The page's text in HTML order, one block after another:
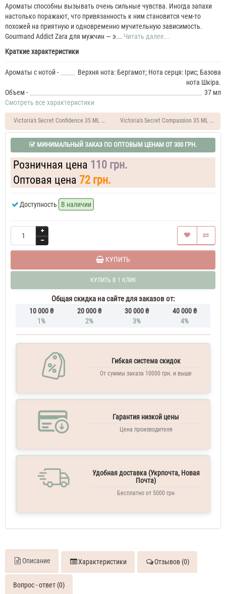
Leather
35
ML
Духи
Gourmand
37
Духи
мужские
Zara
Leather
ML
Духи
мужские
Ароматы способны вызывать очень сильные чувства. Иногда запахи
настолько поражают, что привязанность к ним становится чем-то
похожей на приятную и одновременно мучительную зависимость.
Gourmand Addict Zara для мужчин — э... Читать далее...
Краткие характеристики
Ароматы с нотой -
Верхня нота: Бергамот; Нота серця: Ірис; Базова
нота Шкіра.
Объем -
37 мл
Смотреть все характеристики
Victoria’s Secret Confidence 35 ML Духи унисексVictoria's Secret Compassion 35 ML Духи
МИНИМАЛЬНЫЙ ЗАКАЗ ПО ОПТОВЫМ ЦЕНАМ ОТ 300 ГРН.
Розничная цена 110 грн.
Оптовая цена 72 грн.
Доступность В наличии
КУПИТЬ
КУПИТЬ В 1 КЛИК
Общая скидка на сайте для заказов от:
10 000 ₴
1%
20 000 ₴
2%
30 000 ₴
3%
40 000 ₴
4%
Гибкая система скидок
От суммы заказа 10000 грн. и выше
Гарантия низкой цены
Цена производителя
Удобная доставка (Укрпочта, Новая
Почта)
Бесплатно от 5000 грн
Описание Характеристики Отзывов (0)
Вопрос - ответ (0)